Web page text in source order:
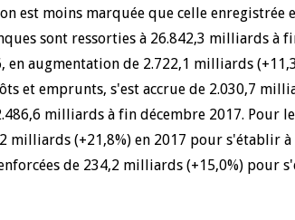
est moins marquée que celle enregistrée
sont ressorties à 26.842,3 milliards à
augmentation de 2.722,1 milliards
et emprunts, s'est accrue de 2.030,7
milliards à fin décembre 2017. Pour
milliards (+21,8%) en 2017 pour s'établir
de 234,2 milliards (+15,0%) pour
juillet 2026
Mot introductif du Gouverneur Jean-
Kassi BROU lors de la cérémonie
présentation du rapport annuel 2025